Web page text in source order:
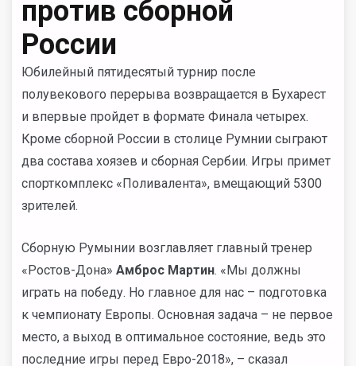
против сборной
России
Юбилейный пятидесятый турнир после
полувекового перерыва возвращается в Бухарест
и впервые пройдет в формате Финала четырех.
Кроме сборной России в столице Румнии сыграют
два состава хоязев и сборная Сербии. Игры примет
спорткомплекс «Поливалента», вмещающий 5300
зрителей.
Сборную Румынии возглавляет главный тренер
«Ростов-Дона» Амброс Мартин. «Мы должны
играть на победу. Но главное для нас – подготовка
к чемпионату Европы. Основная задача – не первое
место, а выход в оптимальное состояние, ведь это
последние игры перед Евро-2018», – сказал